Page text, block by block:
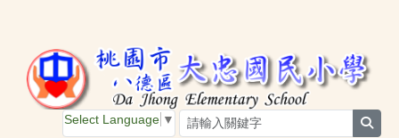
Select Language ▼